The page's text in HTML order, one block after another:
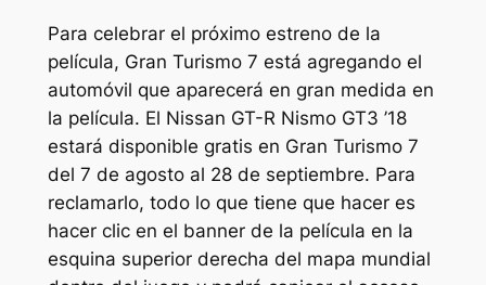
Para celebrar el próximo estreno de la
película, Gran Turismo 7 está agregando el
automóvil que aparecerá en gran medida en
la película. El Nissan GT-R Nismo GT3 ’18
estará disponible gratis en Gran Turismo 7
del 7 de agosto al 28 de septiembre. Para
reclamarlo, todo lo que tiene que hacer es
hacer clic en el banner de la película en la
esquina superior derecha del mapa mundial